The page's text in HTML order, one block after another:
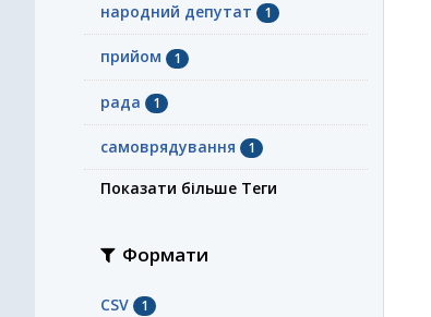
народний депутат 1
прийом 1
рада 1
самоврядування 1
Показати більше Теги
Формати
CSV 1